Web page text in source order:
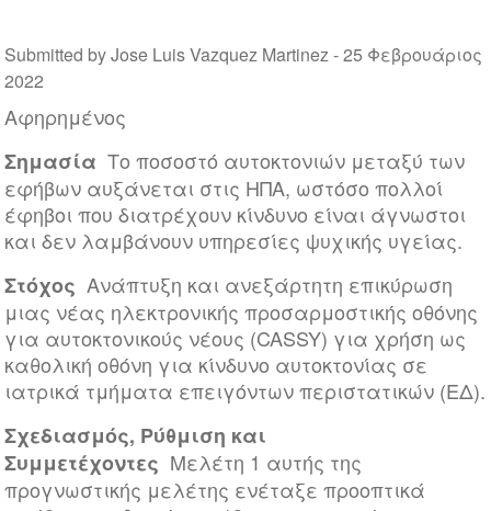
Submitted by Jose Luis Vazquez Martinez -25 Φεβρουάριος
2022
Αφηρημένος
Σημασία Το ποσοστό αυτοκτονιών μεταξύ των
εφήβων αυξάνεται στις ΗΠΑ, ωστόσο πολλοί
έφηβοι που διατρέχουν κίνδυνο είναι άγνωστοι
και δεν λαμβάνουν υπηρεσίες ψυχικής υγείας.
Στόχος Ανάπτυξη και ανεξάρτητη επικύρωση
μιας νέας ηλεκτρονικής προσαρμοστικής οθόνης
για αυτοκτονικούς νέους (CASSY) για χρήση ως
καθολική οθόνη για κίνδυνο αυτοκτονίας σε
ιατρικά τμήματα επειγόντων περιστατικών (ΕΔ).
Σχεδιασμός, Ρύθμιση και
Συμμετέχοντες Μελέτη 1 αυτής της
προγνωστικής μελέτης ενέταξε προοπτικά